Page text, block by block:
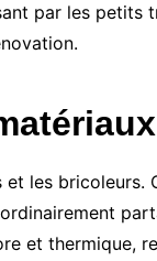
par les petits
les
et thermique,